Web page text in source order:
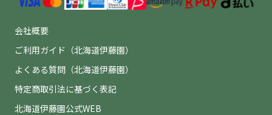
会社概要
ご利用ガイド（北海道伊藤園）
よくある質問（北海道伊藤園）
特定商取引法に基づく表記
北海道伊藤園公式WEB